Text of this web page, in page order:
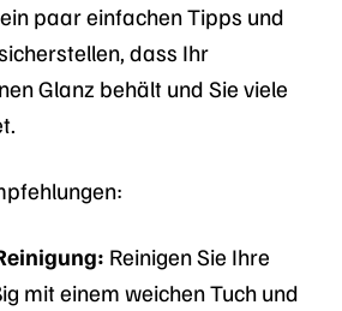
paar einfachen Tipps und
dass Ihr
Glanz behält und Sie viele
Reinigen Sie Ihre
mit einem weichen Tuch und